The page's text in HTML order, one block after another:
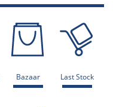
Bazaar Last Stock